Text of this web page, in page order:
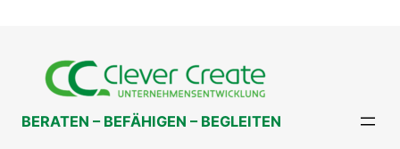
springen
BERATEN – BEFÄHIGEN – BEGLEITEN